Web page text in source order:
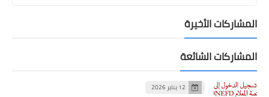
المشاركات الأخيرة
المشاركات الشائعة
12 يناير 2026